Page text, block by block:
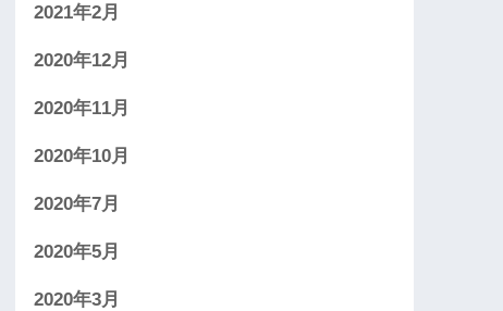
2021年2月
2020年12月
2020年11月
2020年10月
2020年7月
2020年5月
2020年3月